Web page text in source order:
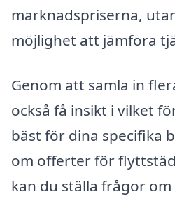
marknadspriserna,
möjlighet att jämföra
Genom att samla in
också få insikt i vilket
bäst för dina specifika
om offerter för
kan du ställa frågor om